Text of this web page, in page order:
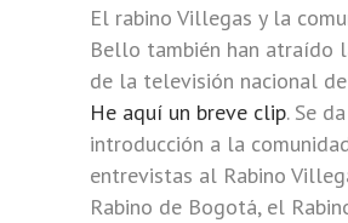
El rabino Villegas y la
Bello también han atraído
de la televisión nacional
He aquí un breve clip. Se
introducción a la
entrevistas al Rabino
Rabino de Bogotá, el